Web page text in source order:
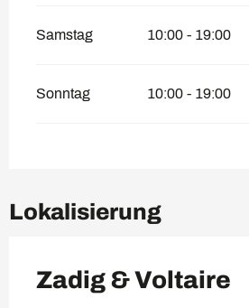
Samstag 10:00 - 19:00
Sonntag 10:00 - 19:00
Lokalisierung
Zadig & Voltaire